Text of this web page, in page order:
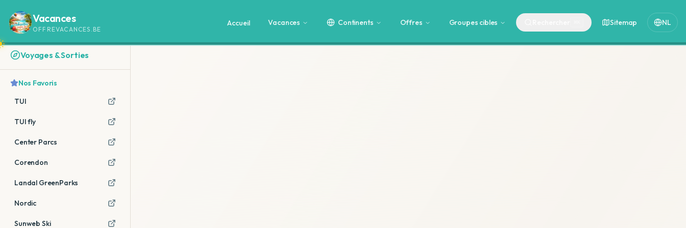
Vacances
OFFREVACANCES.BE
Accueil Vacances Continents Offres Groupes cibles Sitemap NL
Voyages & Sorties
Nos Favoris
TUI
TUI fly
Center Parcs
Corendon
Landal GreenParks
Nordic
Sunweb Ski